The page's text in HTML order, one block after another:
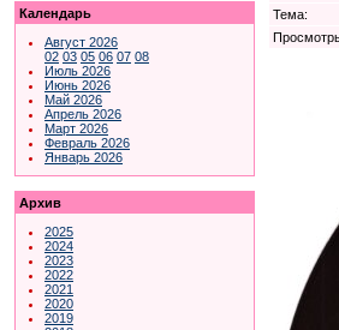
Календарь
Август 2026
02 03 05 06 07 08
Июль 2026
Июнь 2026
Май 2026
Апрель 2026
Март 2026
Февраль 2026
Январь 2026
Архив
2025
2024
2023
2022
2021
2020
2019
Тема: